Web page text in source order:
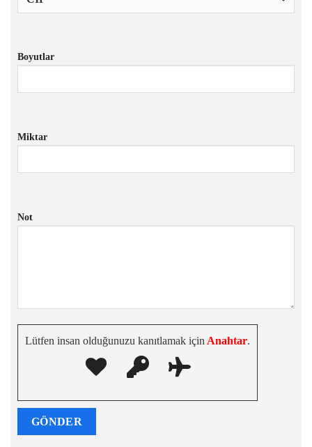
Boyutlar
Miktar
Not
Lütfen insan olduğunuzu kanıtlamak için Anahtar.